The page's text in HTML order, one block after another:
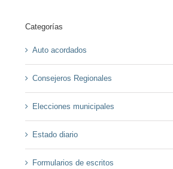
Categorías
Auto acordados
Consejeros Regionales
Elecciones municipales
Estado diario
Formularios de escritos